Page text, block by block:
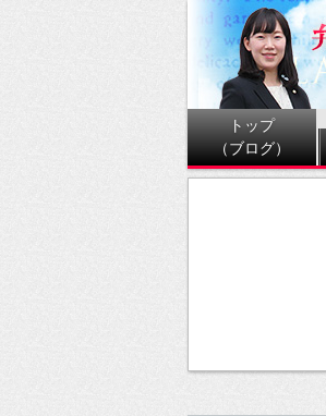
トップ
（ブログ）